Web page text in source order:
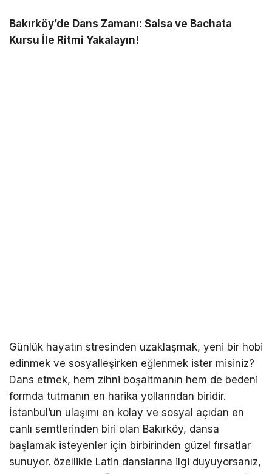
Bakırköy’de Dans Zamanı: Salsa ve Bachata
Kursu İle Ritmi Yakalayın!
Günlük hayatın stresinden uzaklaşmak, yeni bir hobi
edinmek ve sosyalleşirken eğlenmek ister misiniz?
Dans etmek, hem zihni boşaltmanın hem de bedeni
formda tutmanın en harika yollarından biridir.
İstanbul’un ulaşımı en kolay ve sosyal açıdan en
canlı semtlerinden biri olan Bakırköy, dansa
başlamak isteyenler için birbirinden güzel fırsatlar
sunuyor. özellikle Latin danslarına ilgi duyuyorsanız,